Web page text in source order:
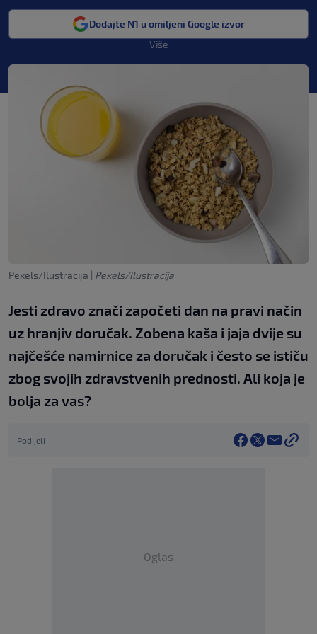
Dodajte N1 u omiljeni Google izvor
Više
Pexels/Ilustracija | Pexels/Ilustracija
Jesti zdravo znači započeti dan na pravi način
uz hranjiv doručak. Zobena kaša i jaja dvije su
najčešće namirnice za doručak i često se ističu
zbog svojih zdravstvenih prednosti. Ali koja je
bolja za vas?
Podijeli
Oglas